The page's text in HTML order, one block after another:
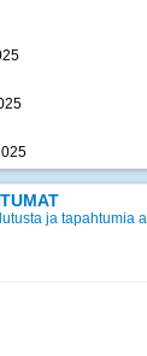
ja tapahtumia